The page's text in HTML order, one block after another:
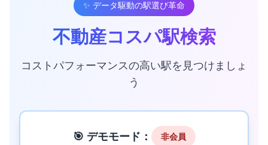
✨ データ駆動の駅選び革命
不動産コスパ駅検索
コストパフォーマンスの高い駅を見つけましょ
う
🎯 デモモード： 非会員